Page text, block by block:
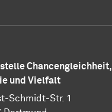
Chancengleichheit,
und Vielfalt
Schmidt-Str. 1